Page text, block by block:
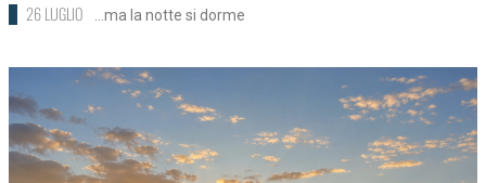
26 LUGLIO ...ma la notte si dorme